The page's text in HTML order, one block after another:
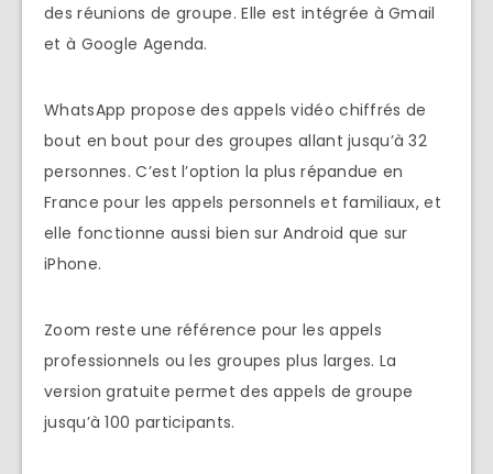
des réunions de groupe. Elle est intégrée à Gmail
et à Google Agenda.
WhatsApp propose des appels vidéo chiffrés de
bout en bout pour des groupes allant jusqu’à 32
personnes. C’est l’option la plus répandue en
France pour les appels personnels et familiaux, et
elle fonctionne aussi bien sur Android que sur
iPhone.
Zoom reste une référence pour les appels
professionnels ou les groupes plus larges. La
version gratuite permet des appels de groupe
jusqu’à 100 participants.